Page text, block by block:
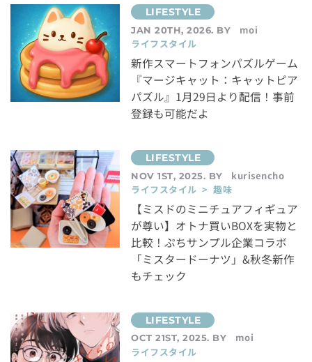
JAN 20TH, 2026. BY
moi
ライフスタイル
新作スマートフォンパズルゲーム
『マージキャット：キャットピア
パズル』1月29日より配信！事前
登録も可能だよ
NOV 1ST, 2025. BY
kurisencho
ライフスタイル > 趣味
【ミスドのミニチュアフィギュア
が尊い】オトナ買いBOXを実物と
比較！ぷちサンプル企業コラボ
「ミスタードーナツ」&秋冬新作
もチェック
OCT 21ST, 2025. BY
moi
ライフスタイル